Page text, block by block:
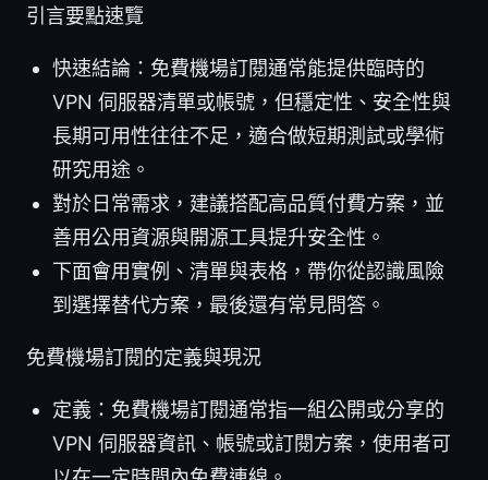
引言要點速覽
快速結論：免費機場訂閱通常能提供臨時的
VPN 伺服器清單或帳號，但穩定性、安全性與
長期可用性往往不足，適合做短期測試或學術
研究用途。
對於日常需求，建議搭配高品質付費方案，並
善用公用資源與開源工具提升安全性。
下面會用實例、清單與表格，帶你從認識風險
到選擇替代方案，最後還有常見問答。
免費機場訂閱的定義與現況
定義：免費機場訂閱通常指一組公開或分享的
VPN 伺服器資訊、帳號或訂閱方案，使用者可